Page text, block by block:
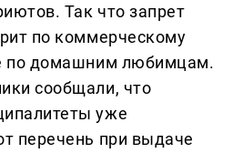
Так что запрет
по коммерческому
по домашним любимцам.
сообщали, что
уже
перечень при выдаче